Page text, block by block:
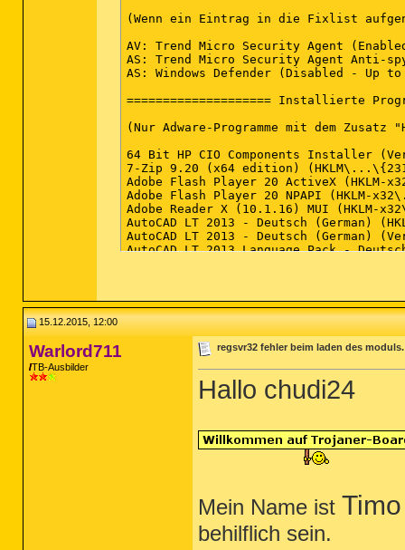
(Wenn ein Eintrag in die Fixlist
AV: Trend Micro Security Agent (Enabled
AS: Trend Micro Security Agent Anti-
AS: Windows Defender (Disabled - Up to
==================== Installierte
(Nur Adware-Programme mit dem
64 Bit HP CIO Components Installer
7-Zip 9.20 (x64 edition)
Adobe Flash Player 20 ActiveX
Adobe Flash Player 20 NPAPI (HKLM-
Adobe Reader X (10.1.16) MUI (HKLM-
AutoCAD LT 2013 - Deutsch (German)
AutoCAD LT 2013 - Deutsch (German)
AutoCAD LT 2013 Language Pack -
Autodesk Material Library 2013 (HKLM-
Autodesk Material Library Base
Autodesk Sync (HKLM\...\{EE5F74BC-
CCleaner (HKLM\...\CCleaner)
DesignPro 5 (HKLM-
DesignPro 5 (x32 Version: 5.5.708 -
DigiTrakLWD (HKLM-
ESS Energie Indikator (HKLM-
Google Earth (HKLM-x32\...\{817750FA-
Google Update Helper (x32 Version:
IrfanView (remove only) (HKLM-
Version
Microsoft .NET Framework 4.5.1
Microsoft Office Standard 2010
15.12.2015, 12:00
Warlord711
TB-Ausbilder
regsvr32 fehler beim laden des moduls.
Hallo chudi24
Mein Name ist
behilflich sein.